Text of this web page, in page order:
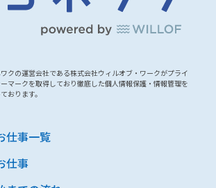
クの運営会社である株式会社ウィルオブ・ワークがプライ
マークを取得しており徹底した個人情報保護・情報管理を
おります。
仕事一覧
仕事